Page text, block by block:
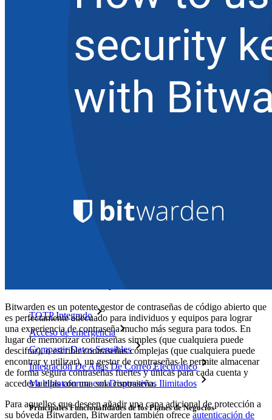
Explora Administrador de secretos
Gestión de secretos cifrados de extremo a extremo para
desarrollo, DevOps y equipos de TI.
Desbloquea las funciones de la llave maestra y mucho más
con unas pocas líneas de código
Inteligencia de Acceso
Autenticador Bitwarden
Funcionalidades Principales de los Planes Personales
TOTP Integrado
Acceso de emergencia
Compartir Datos Sensibles
Integración De Alias De Correo Electrónico
Multiplataforma con Dispositivos Ilimitados
Principales Funcionalidades de los Planes de Negocios
Bitwarden es un potente gestor de contraseñas de código abierto que
es perfectamente adecuado para individuos y equipos para lograr
una experiencia de contraseña mucho más segura para todos. En
lugar de memorizar contraseñas simples (que cualquiera puede
descifrar), o escribir contraseñas complejas (que cualquiera puede
encontrar y utilizar), un gestor de contraseñas le permite almacenar
de forma segura contraseñas fuertes y únicas para cada cuenta y
acceder a ellas con una sola contraseña.
Para aquellos que deseen añadir una capa adicional de protección a
su bóveda Bitwarden, Bitwarden también ofrece autenticación de